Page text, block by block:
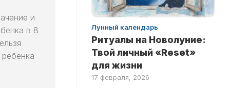
и
в 8
Лунный календарь
Ритуалы на Новолуние:
Твой личный «Reset»
для жизни
17 февраля, 2026